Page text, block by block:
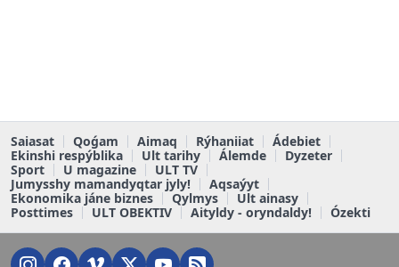
Saiasat Qoǵam Aimaq Rýhaniiat
Ádebiet
Ekinshi respýblika
Ult tarihy Álemde
Dyzeter
Sport
U magazine
ULT TV
Jumysshy mamandyqtar jyly!
Aqsaýyt
Ekonomika jáne biznes
Qylmys
Ult ainasy
Posttimes
ULT OBEKTIV Aityldy - oryndaldy! Ózekti